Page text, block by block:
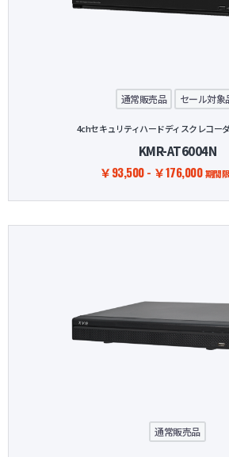
通常販売品 セール対象
4chセキュリティハードディスクレコー
KMR-AT6004N
￥93,500 - ￥176,000期間
通常販売品